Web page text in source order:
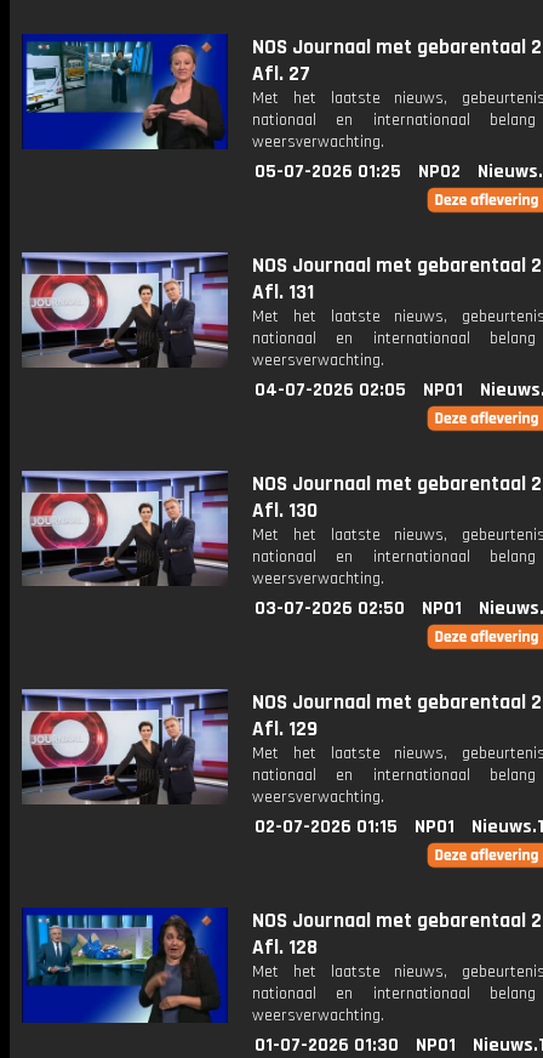
NOS Journaal met gebarentaal
Afl. 27
Met het laatste nieuws,
nationaal en internationaal
weersverwachting.
05-07-2026 01:25 NPO2
NOS Journaal met gebarentaal
Afl. 131
Met het laatste nieuws,
nationaal en internationaal
weersverwachting.
04-07-2026 02:05 NPO1
NOS Journaal met gebarentaal
Afl. 130
Met het laatste nieuws,
nationaal en internationaal
weersverwachting.
03-07-2026 02:50 NPO1
NOS Journaal met gebarentaal
Afl. 129
Met het laatste nieuws,
nationaal en internationaal
weersverwachting.
02-07-2026 01:15 NPO1
NOS Journaal met gebarentaal
Afl. 128
Met het laatste nieuws,
nationaal en internationaal
weersverwachting.
01-07-2026 01:30 NPO1